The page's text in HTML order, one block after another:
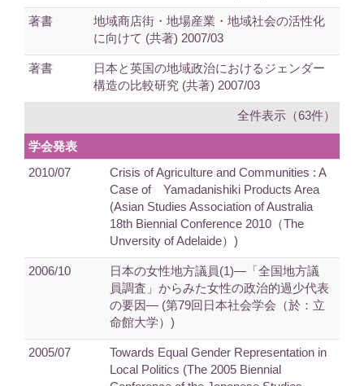
著書
地域商店街・地場産業・地域社会の活性化
に向けて (共著) 2007/03
著書
日本と英国の地域政治におけるジェンダー
構造の比較研究 (共著) 2007/03
全件表示（63件）
学会発表
2010/07
Crisis of Agriculture and Communities : A
Case of Yamadanishiki Products Area
(Asian Studies Association of Australia
18th Biennial Conference 2010（The
Unversity of Adelaide）)
2006/10
日本の女性地方議員(1)―「全国地方議
員調査」からみた女性の政治的過少代表
の要因― (第79回日本社会学会（於：立
命館大学）)
2005/07
Towards Equal Gender Representation in
Local Politics (The 2005 Biennial